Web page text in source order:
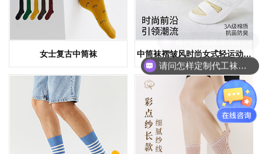
女士复古中筒袜 中筒袜褶皱风时尚女式轻运动袜
YW0960
请问怎样定制代工袜子呢